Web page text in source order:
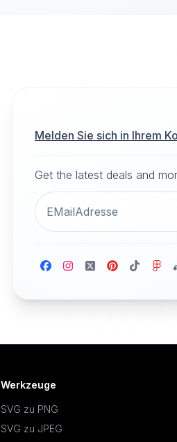
Melden Sie sich in Ihrem
Get the latest deals and
Werkzeuge
SVG zu PNG
SVG zu JPEG